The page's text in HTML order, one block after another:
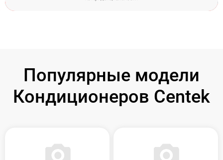
Популярные модели
Кондиционеров Centek